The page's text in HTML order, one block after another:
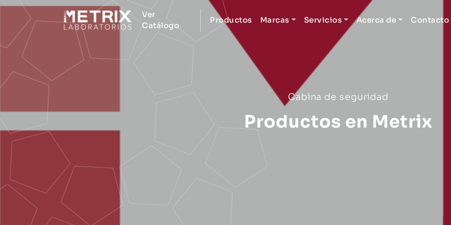
Ver
Catálogo
Productos Marcas Servicios Acerca de Contacto
Cabina de seguridad
Productos en Metrix